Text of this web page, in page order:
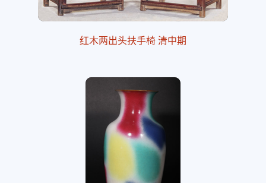
红木两出头扶手椅 清中期